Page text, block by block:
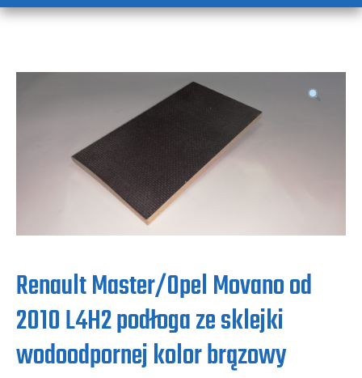
Renault Master/Opel Movano od
2010 L4H2 podłoga ze sklejki
wodoodpornej kolor brązowy